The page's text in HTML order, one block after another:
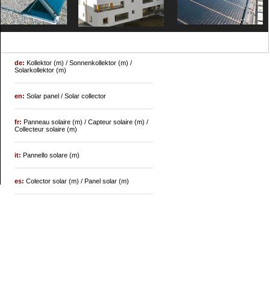
de:Kollektor (m) / Sonnenkollektor (m) /
Solarkollektor (m)
en:Solar panel / Solar collector
fr:Panneau solaire (m) / Capteur solaire (m) /
Collecteur solaire (m)
it:Pannello solare (m)
es:Colector solar (m) / Panel solar (m)